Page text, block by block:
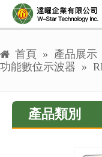
首頁 » 產品展示
功能數位示波器 »
產品類別